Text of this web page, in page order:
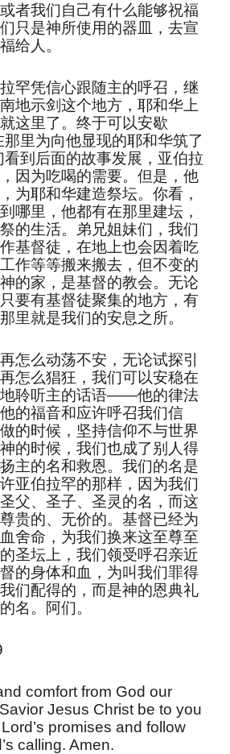
者我们自己有什么能够祝福
只是神所使用的器皿，去宣
给人。
罕凭信心跟随主的呼召，继
地示剑这个地方，耶和华上
这里了。终于可以安歇
那里为向他显现的耶和华筑了
看到后面的故事发展，亚伯拉
因为吃喝的需要。但是，他
为耶和华建造祭坛。你看，
哪里，他都有在那里建坛，
的生活。弟兄姐妹们，我们
基督徒，在地上也会因着吃
作等等搬来搬去，但不变的
的家，是基督的教会。无论
要有基督徒聚集的地方，有
里就是我们的安息之所。
怎么动荡不安，无论试探引
怎么猖狂，我们可以安稳在
地聆听主的话语——他的律法
的福音和应许呼召我们信
的时候，坚持信仰不与世界
的时候，我们也成了别人得
主的名和救恩。我们的名是
亚伯拉罕的那样，因为我们
父、圣子、圣灵的名，而这
贵的、无价的。基督已经为
舍命，为我们换来这至尊至
圣坛上，我们领受呼召亲近
的身体和血，为叫我们罪得
们配得的，而是神的恩典礼
名。阿们。
comfort from God our
Jesus Christ be to you
promises and follow
calling. Amen.